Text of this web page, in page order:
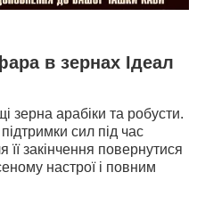
в зернах Ідеал
зерна арабіки та робусти.
сил під час
її закінчення повернутися
настрої і повним